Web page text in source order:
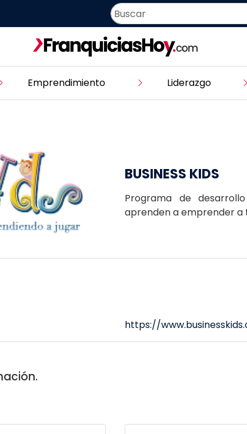
Emprendimiento Liderazgo
BUSINESS KIDS
Programa de
aprenden a emprender a
https://